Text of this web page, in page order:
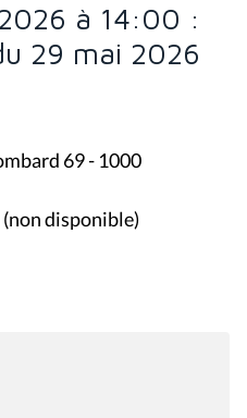
à 14:00 :
29 mai 2026
69 - 1000
disponible)